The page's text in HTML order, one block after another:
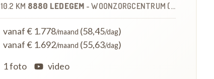
10.2 KM 8880 LEDEGEM -WOONZORGCENTRUM (WZC)
vanaf € 1.778/maand (58,45/dag)
vanaf € 1.692/maand (55,63/dag)
1 foto
video